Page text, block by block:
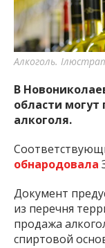
Алкоголь.
В
области
алкоголя.
обнародовала
Документ
из перечня
продажа
спиртовой